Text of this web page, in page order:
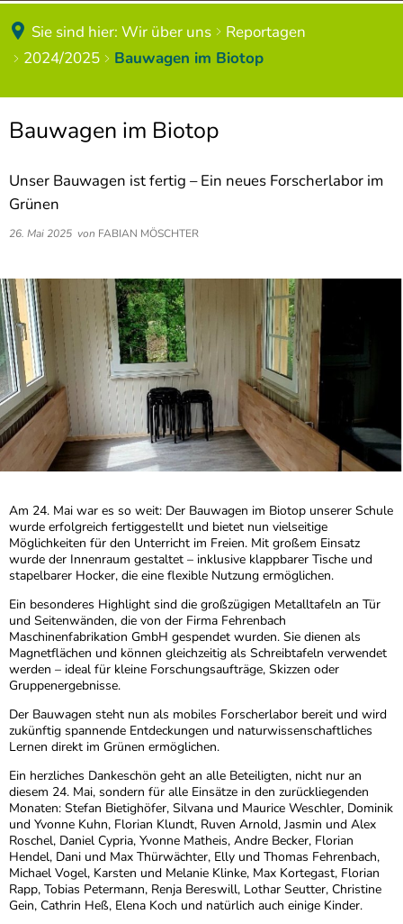
2021/2022
Forscherwerkstatt
Digitale Welt
Gottesdienste
Zirkusprojekte
Spendenaktionen
Impressionen
Schulbuchlisten
Materiallisten
Bildung und Teilhabe
Masernschutz
Hausordnung
Speisepläne
Elternbriefe
Sie sind hier: Wir über uns
Reportagen
2024/2025
Bauwagen im Biotop
Bauwagen im Biotop
Unser Bauwagen ist fertig – Ein neues Forscherlabor im
Grünen
26. Mai 2025 von FABIAN MÖSCHTER
Am 24. Mai war es so weit: Der Bauwagen im Biotop unserer Schule
wurde erfolgreich fertiggestellt und bietet nun vielseitige
Möglichkeiten für den Unterricht im Freien. Mit großem Einsatz
wurde der Innenraum gestaltet – inklusive klappbarer Tische und
stapelbarer Hocker, die eine flexible Nutzung ermöglichen.
Ein besonderes Highlight sind die großzügigen Metalltafeln an Tür
und Seitenwänden, die von der Firma Fehrenbach
Maschinenfabrikation GmbH gespendet wurden. Sie dienen als
Magnetflächen und können gleichzeitig als Schreibtafeln verwendet
werden – ideal für kleine Forschungsaufträge, Skizzen oder
Gruppenergebnisse.
Der Bauwagen steht nun als mobiles Forscherlabor bereit und wird
zukünftig spannende Entdeckungen und naturwissenschaftliches
Lernen direkt im Grünen ermöglichen.
Ein herzliches Dankeschön geht an alle Beteiligten, nicht nur an
diesem 24. Mai, sondern für alle Einsätze in den zurückliegenden
Monaten: Stefan Bietighöfer, Silvana und Maurice Weschler, Dominik
und Yvonne Kuhn, Florian Klundt, Ruven Arnold, Jasmin und Alex
Roschel, Daniel Cypria, Yvonne Matheis, Andre Becker, Florian
Hendel, Dani und Max Thürwächter, Elly und Thomas Fehrenbach,
Michael Vogel, Karsten und Melanie Klinke, Max Kortegast, Florian
Rapp, Tobias Petermann, Renja Bereswill, Lothar Seutter, Christine
Gein, Cathrin Heß, Elena Koch und natürlich auch einige Kinder.